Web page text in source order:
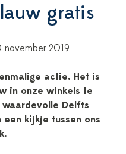
gratis
november 2019
actie. Het is
in onze winkels te
Delfts
een kijkje tussen ons